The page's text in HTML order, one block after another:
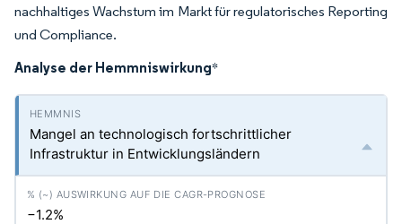
nachhaltiges Wachstum im Markt für regulatorisches Reporting
und Compliance.
Analyse der Hemmniswirkung*
Mangel an technologisch fortschrittlicher
Infrastruktur in Entwicklungsländern
−1.2%